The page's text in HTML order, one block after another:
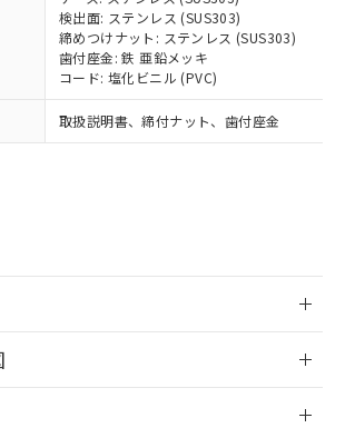
検出面: ステンレス (SUS303)
締めつけナット: ステンレス (SUS303)
歯付座金: 鉄 亜鉛メッキ
コード: 塩化ビニル (PVC)
取扱説明書、締付ナット、歯付座金
ないようお願いします。
パーツ機能（部品リスト作成サー
）をご利用いただくには、I-Web
バーズにご登録されている必要が
様が当ウェブサイト上で当社にご
の共同利用者とは、"個人情報
の範囲」に記載されている法人を
す。
の切り替え状況などにより、予定
することがあります。
指令（10物質）の非含有証明書
含有証明書（当社基準）
りません。
指令のフタル酸エステル類４
では、対応完了までの期間は出
であることを示します。
通常の使用状況下において有害物
に漏えいし、環境に深刻な影響を
い年数を意味します。
未確認です。当社販売部門へお問
ください。
三者に通知します。また当社は、
先および販売に係わる関係者が違
輸出するおそれがある場合は、取
きをいたしません。
受注生産機種、また在庫状況の
情報を公開していない機種